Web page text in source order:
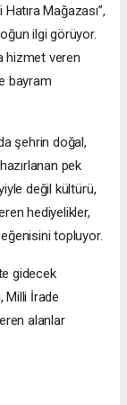
Mağazası”,
ilgi görüyor.
hizmet veren
bayram
şehrin doğal,
pek
değil kültürü,
hediyelikler,
topluyor.
gidecek
Milli İrade
alanlar